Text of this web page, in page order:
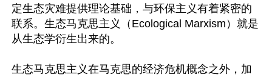
定生态灾难提供理论基础，与环保主义有着紧密的
联系。生态马克思主义（Ecological Marxism）就是
从生态学衍生出来的。
生态马克思主义在马克思的经济危机概念之外，加